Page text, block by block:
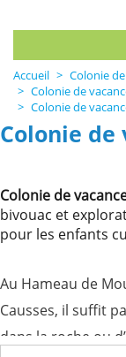
séjours
thèmes
nos
et
comités
d’entreprise
!
Télécharger
votre
brochure
Accueil
Colonie
Colonie de
Colonie de
Colonie de
Colonie de
bivouac et
pour les enfants
Au Hameau de
Causses, il suffit
dans la roche ou